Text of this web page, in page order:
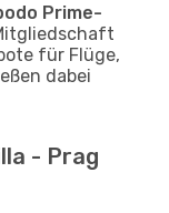
Prime-
für Flüge,
dabei
- Prag